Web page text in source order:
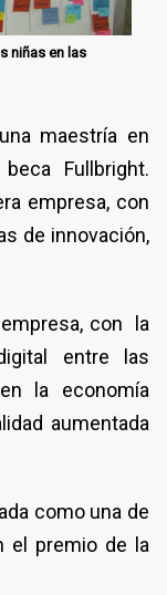
niñas en las
maestría en
Fullbright.
empresa, con
de innovación,
con la
entre las
la economía
aumentada
como una de
el premio de la